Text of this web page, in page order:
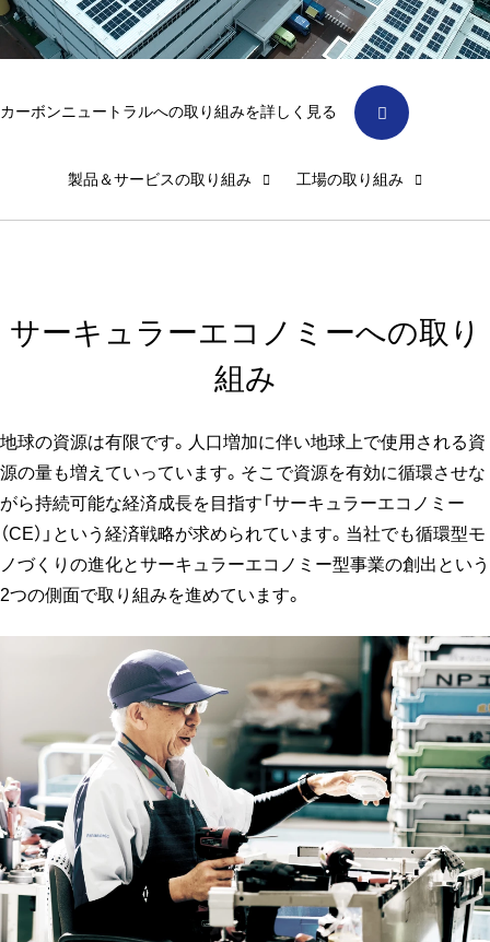
カーボンニュートラルへの取り組みを詳しく見る
製品＆サービスの取り組み 工場の取り組み
サーキュラーエコノミーへの取り
組み
地球の資源は有限です。人口増加に伴い地球上で使用される資
源の量も増えていっています。そこで資源を有効に循環させな
がら持続可能な経済成長を目指す「サーキュラーエコノミー
（CE）」という経済戦略が求められています。当社でも循環型モ
ノづくりの進化とサーキュラーエコノミー型事業の創出という
2つの側面で取り組みを進めています。